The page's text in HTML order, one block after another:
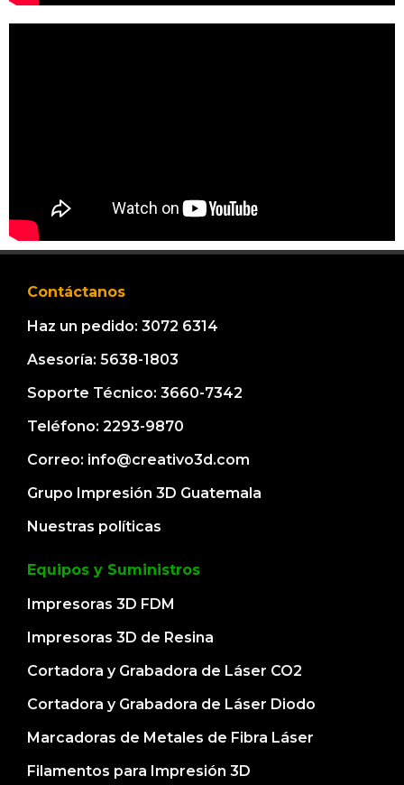
Contáctanos
Haz un pedido: 3072 6314
Asesoría: 5638-1803
Soporte Técnico: 3660-7342
Teléfono: 2293-9870
Correo: info@creativo3d.com
Grupo Impresión 3D Guatemala
Nuestras políticas
Equipos y Suministros
Impresoras 3D FDM
Impresoras 3D de Resina
Cortadora y Grabadora de Láser CO2
Cortadora y Grabadora de Láser Diodo
Marcadoras de Metales de Fibra Láser
Filamentos para Impresión 3D